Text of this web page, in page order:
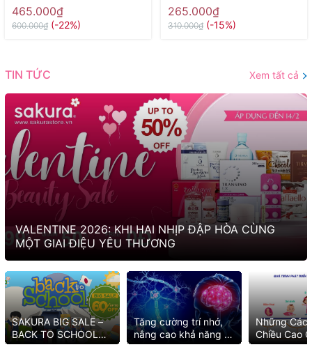
- size 24cm, màu đỏ - Hàng
Nhật nội địaa
465.000₫
600.000₫ (-22%)
- Hàng Nhật nội địa
265.000₫
310.000₫ (-15%)
TIN TỨC Xem tất cả
VALENTINE 2026: KHI HAI NHỊP ĐẬP HÒA CÙNG
MỘT GIAI ĐIỆU YÊU THƯƠNG
SAKURA BIG SALE –
BACK TO SCHOOL
2025 MUA NGAY KẺO
Tăng cường trí nhớ,
nâng cao khả năng tư
duy với những cách
Những
Chiều Cao
Tốt Nhất